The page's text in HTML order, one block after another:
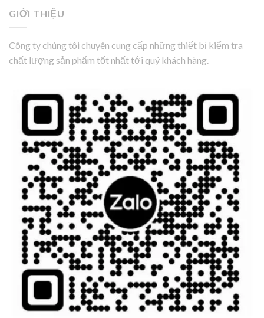
GIỚI THIỆU
Công ty chúng tôi chuyên cung cấp những thiết bị kiểm tra
chất lượng sản phẩm tốt nhất tới quý khách hàng.